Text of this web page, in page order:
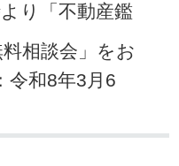
り「不動産鑑
相談会」をお
令和8年3月6